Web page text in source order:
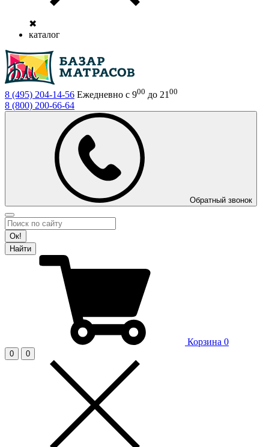
✖
каталог
8 (495) 204-14-56 Ежедневно с 900 до 21 00
8 (800) 200-66-64
Обратный звонок
Ок!
Найти
Корзина 0
0 0